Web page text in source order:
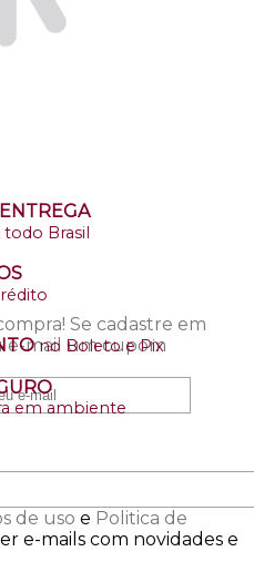
Brasil
no Boleto e Pix
em ambiente
Se cadastre em
e-mail um cupom
de uso e Politica de
e-mails com novidades e